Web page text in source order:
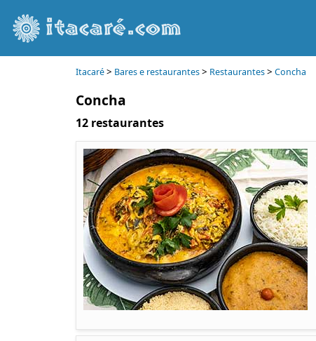
Itacaré> Bares e restaurantes> Restaurantes> Concha
Concha
12 restaurantes